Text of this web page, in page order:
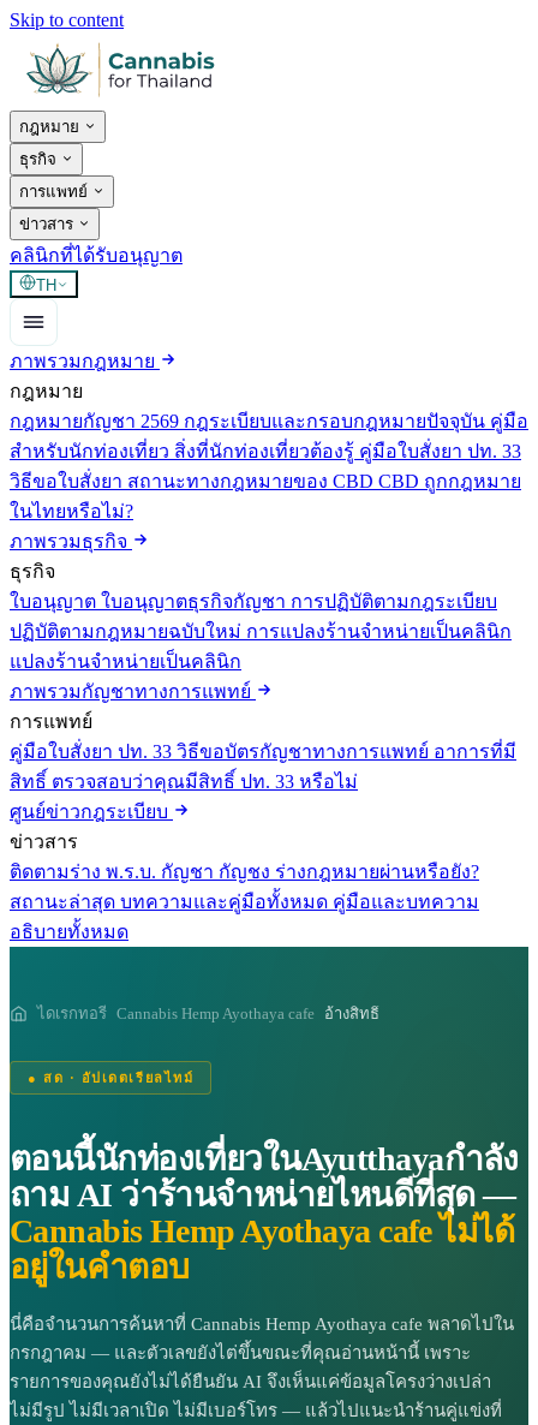
Skip to content
กฎหมาย
ธุรกิจ
การแพทย์
ข่าวสาร
คลินิกที่ได้รับอนุญาต
TH
ภาพรวมกฎหมาย
กฎหมาย
กฎหมายกัญชา 2569 กฎระเบียบและกรอบกฎหมายปัจจุบัน คู่มือ
สำหรับนักท่องเที่ยว สิ่งที่นักท่องเที่ยวต้องรู้ คู่มือใบสั่งยา ปท. 33
วิธีขอใบสั่งยา สถานะทางกฎหมายของ CBD CBD ถูกกฎหมาย
ในไทยหรือไม่?
ภาพรวมธุรกิจ
ธุรกิจ
ใบอนุญาต ใบอนุญาตธุรกิจกัญชา การปฏิบัติตามกฎระเบียบ
ปฏิบัติตามกฎหมายฉบับใหม่ การแปลงร้านจำหน่ายเป็นคลินิก
แปลงร้านจำหน่ายเป็นคลินิก
ภาพรวมกัญชาทางการแพทย์
การแพทย์
คู่มือใบสั่งยา ปท. 33 วิธีขอบัตรกัญชาทางการแพทย์ อาการที่มี
สิทธิ์ ตรวจสอบว่าคุณมีสิทธิ์ ปท. 33 หรือไม่
ศูนย์ข่าวกฎระเบียบ
ข่าวสาร
ติดตามร่าง พ.ร.บ. กัญชา กัญชง ร่างกฎหมายผ่านหรือยัง?
สถานะล่าสุด บทความและคู่มือทั้งหมด คู่มือและบทความ
อธิบายทั้งหมด
ไดเรกทอรี Cannabis Hemp Ayothaya cafe อ้างสิทธิ์
● สด · อัปเดตเรียลไทม์
ตอนนี้นักท่องเที่ยวในAyutthayaกำลัง
ถาม AI ว่าร้านจำหน่ายไหนดีที่สุด —
Cannabis Hemp Ayothaya cafe ไม่ได้
อยู่ในคำตอบ
นี่คือจำนวนการค้นหาที่ Cannabis Hemp Ayothaya cafe พลาดไปใน
กรกฎาคม — และตัวเลขยังไต่ขึ้นขณะที่คุณอ่านหน้านี้ เพราะ
รายการของคุณยังไม่ได้ยืนยัน AI จึงเห็นแค่ข้อมูลโครงว่างเปล่า
ไม่มีรูป ไม่มีเวลาเปิด ไม่มีเบอร์โทร — แล้วไปแนะนำร้านคู่แข่งที่